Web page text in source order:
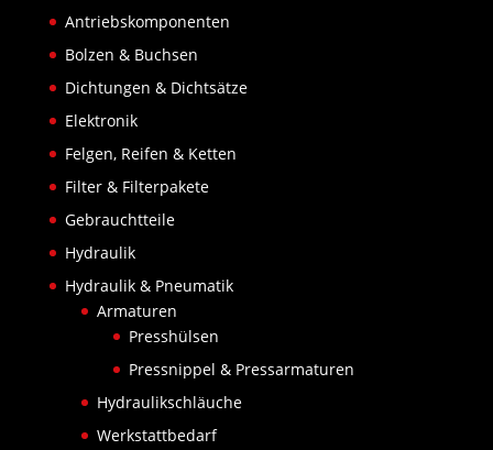
Antriebskomponenten
Bolzen & Buchsen
Dichtungen & Dichtsätze
Elektronik
Felgen, Reifen & Ketten
Filter & Filterpakete
Gebrauchtteile
Hydraulik
Hydraulik & Pneumatik
Armaturen
Presshülsen
Pressnippel & Pressarmaturen
Hydraulikschläuche
Werkstattbedarf